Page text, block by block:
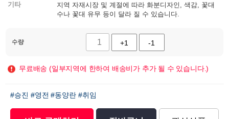
기타
지역 자재시장 및 계절에 따라 화분디자인, 색감, 꽃대
수나 꽃대 유무 등이 달라 질 수 있습니다.
수량 +1 -1
무료배송 (일부지역에 한하여 배송비가 추가 될 수 있습니다.)
#승진 #영전 #동양란 #취임